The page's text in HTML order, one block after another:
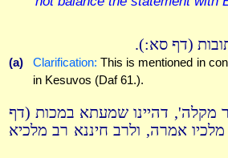
(דף סא:).
(a) Clarification: This is mentioned in
in Kesuvos (Daf 61.).
מקלה', דהיינו שמעתא במכות (דף
אמרה, ולרב חיננא רב מלכיא